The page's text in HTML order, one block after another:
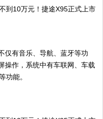
仅有音乐、导航、蓝牙等功
操作，系统中有车联网、车载
功能。